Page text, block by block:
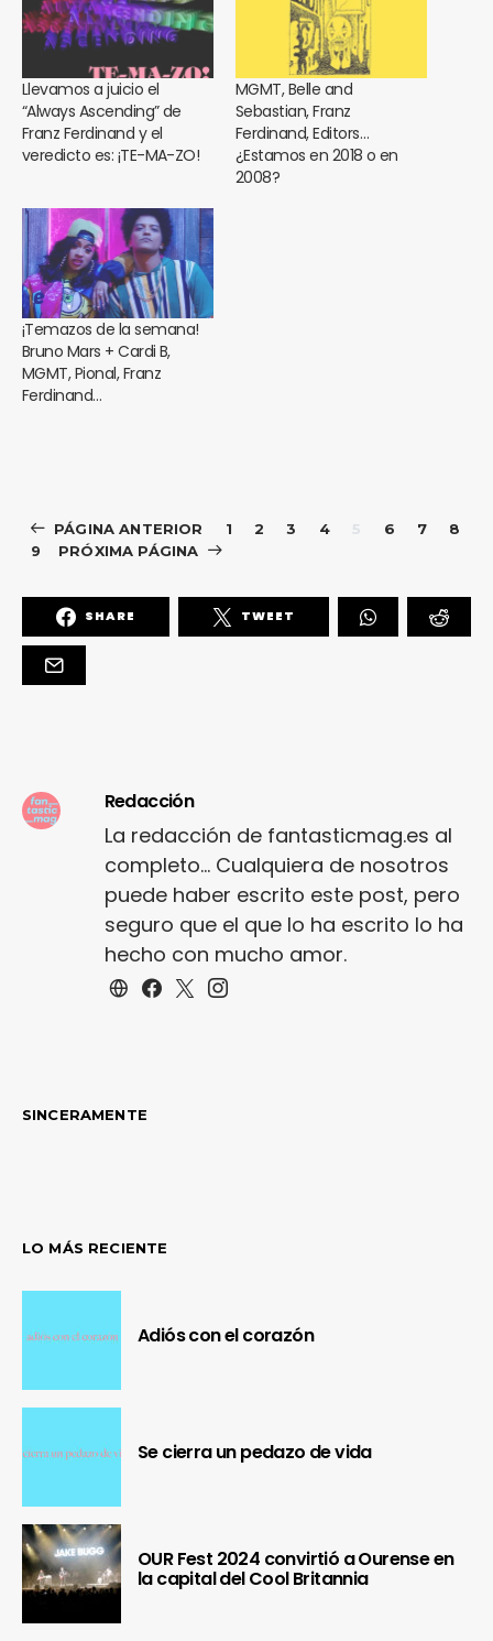
Llevamos a juicio el
“Always Ascending” de
Franz Ferdinand y el
veredicto es: ¡TE-MA-ZO!
MGMT, Belle and
Sebastian, Franz
Ferdinand, Editors…
¿Estamos en 2018 o en
2008?
¡Temazos de la semana!
Bruno Mars + Cardi B,
MGMT, Pional, Franz
Ferdinand…
PÁGINA ANTERIOR 1 2 3 4 5 6 7
8
9
PRÓXIMA PÁGINA
SHARE TWEET
Redacción
La redacción de fantasticmag.es al
completo... Cualquiera de nosotros
puede haber escrito este post, pero
seguro que el que lo ha escrito lo ha
hecho con mucho amor.
SINCERAMENTE
LO MÁS RECIENTE
Adiós con el corazón
Se cierra un pedazo de vida
OUR Fest 2024 convirtió a Ourense en
la capital del Cool Britannia